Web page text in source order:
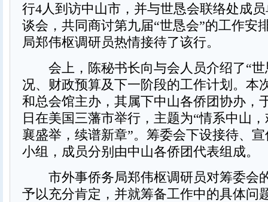
行4人到访中山市，并与世恳会联络处成
谈会，共同商讨第九届“世恳会”的工作安
局郑伟枢调研员热情接待了该行。
会上，陈秘书长向与会人员介绍了“世
况、财政预算及下一阶段的工作计划。本
和总会馆主办，其属下中山各侨团协办，
日在美国三藩市举行，主题为“情系中山
襄盛举，续谱新章”。筹委会下设接待、
小组，成员分别由中山各侨团代表组成。
市外事侨务局郑伟枢调研员对筹委会
予以充分肯定，并就筹备工作中的具体问